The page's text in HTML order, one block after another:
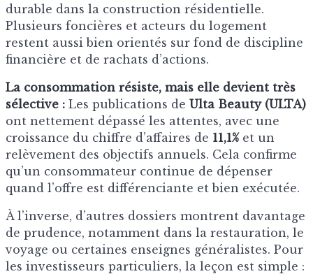
durable dans la construction résidentielle.
Plusieurs foncières et acteurs du logement
restent aussi bien orientés sur fond de discipline
financière et de rachats d’actions.
La consommation résiste, mais elle devient très
sélective : Les publications de Ulta Beauty (ULTA)
ont nettement dépassé les attentes, avec une
croissance du chiffre d’affaires de 11,1%et un
relèvement des objectifs annuels. Cela confirme
qu’un consommateur continue de dépenser
quand l’offre est différenciante et bien exécutée.
À l’inverse, d’autres dossiers montrent davantage
de prudence, notamment dans la restauration, le
voyage ou certaines enseignes généralistes. Pour
les investisseurs particuliers, la leçon est simple :